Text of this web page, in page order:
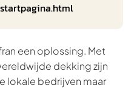
een oplossing. Met
dekking zijn
lokale bedrijven maar